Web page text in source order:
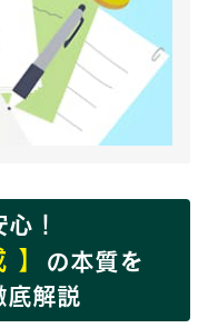
！
の本質を
底解説